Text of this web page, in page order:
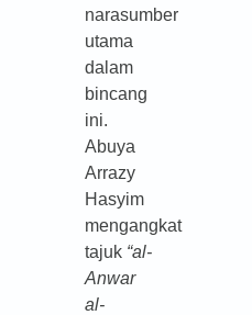
narasumber
utama
dalam
bincang
ini.
Abuya
Arrazy
Hasyim
mengangkat
tajuk “al-
Anwar
al-